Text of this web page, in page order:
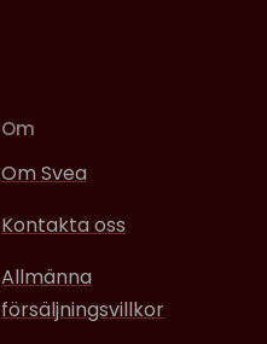
Om
Om Svea
Kontakta oss
Allmänna
försäljningsvillkor